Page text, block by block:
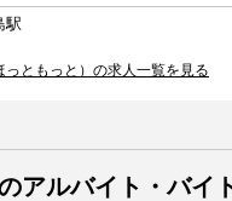
駅
ともっと）の求人一覧を見る
アルバイト・バイ